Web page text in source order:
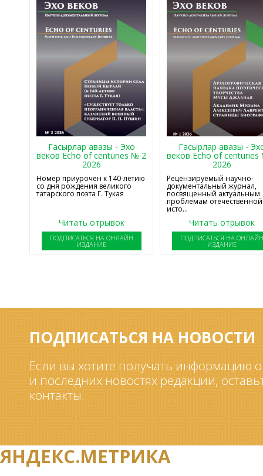
Гасырлар авазы - Эхо
веков Echo of centuries № 2
2026
Номер приурочен к 140-летию
со дня рождения великого
татарского поэта Г. Тукая
Читать отрывок
ПОДПИСАТЬСЯ НА ОНЛАЙН
ИЗДАНИЕ
Гасырлар авазы -
веков Echo of
2026
Рецензируемый научно-
документальный журнал,
посвященный актуальным
проблемам отечественной
исто...
Читать отрывок
ПОДПИСАТЬСЯ НА
ИЗДАНИЕ
ПОДПИСАТЬСЯ НА НОВОСТИ
Если вы хотите получать информацию
и последних новостях редакции,
контакты.
ЯНДЕКС.МЕТРИКА